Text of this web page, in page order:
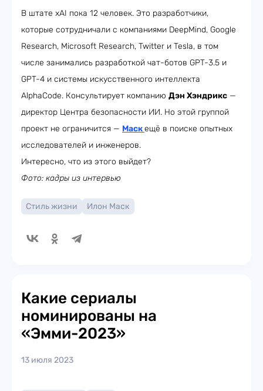
В штате xAI пока 12 человек. Это разработчики,
которые сотрудничали с компаниями DeepMind, Google
Research, Microsoft Research, Twitter и Tesla, в том
числе занимались разработкой чат-ботов GPT-3.5 и
GPT-4 и системы искусственного интеллекта
AlphaCode. Консультирует компанию Дэн Хэндрикс —
директор Центра безопасности ИИ. Но этой группой
проект не ограничится — Маскещё в поиске опытных
исследователей и инженеров.
Интересно, что из этого выйдет?
Фото: кадры из интервью
Стиль жизни Илон Маск
Какие сериалы
номинированы на
«Эмми-2023»
13 июля 2023